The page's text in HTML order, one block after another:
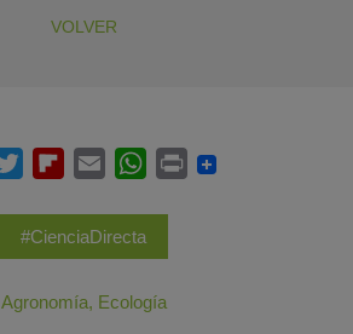
VOLVER
#CienciaDirecta
Agronomía, Ecología